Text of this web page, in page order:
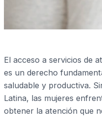
El acceso a servicios de
es un derecho
saludable y productiva.
Latina, las mujeres
obtener la atención que